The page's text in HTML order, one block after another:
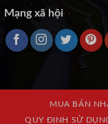
Mạng xã hội
MUA BÁN
QUY ĐỊNH SỬ